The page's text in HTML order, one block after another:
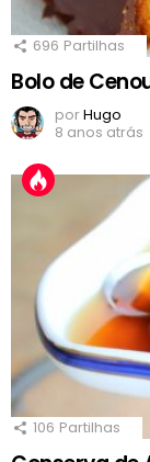
696 Partilhas
Bolo de
porHugo
8 anos atrás
106 Partilhas